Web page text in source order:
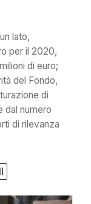
lato,
per il 2020,
di euro;
del Fondo,
di
dal numero
di rilevanza